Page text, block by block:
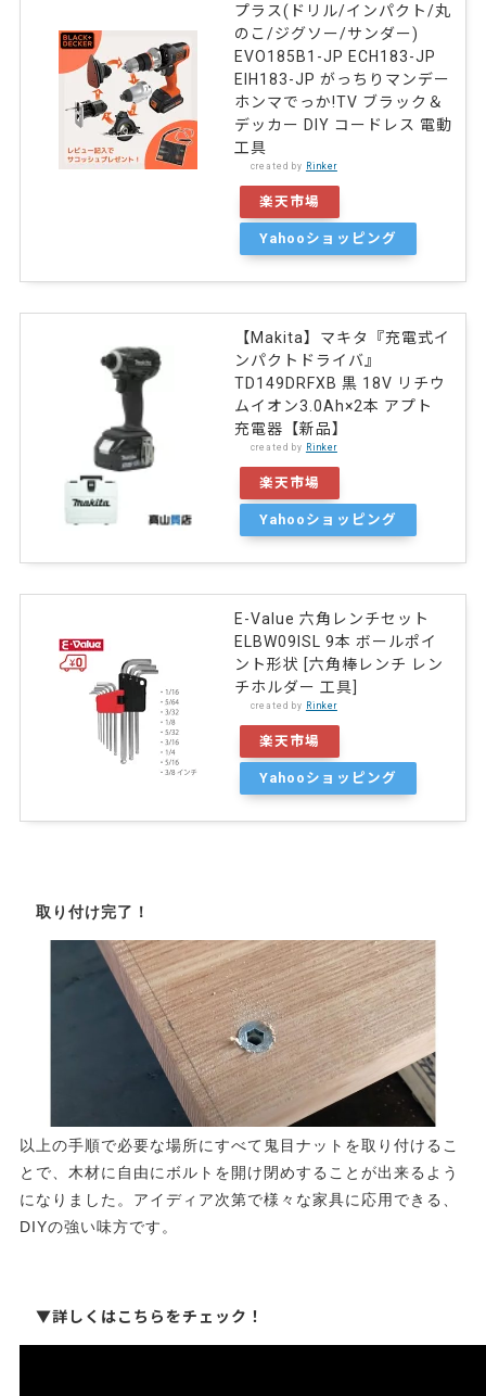
プラス(ドリル/インパクト/丸
のこ/ジグソー/サンダー)
EVO185B1-JP ECH183-JP
EIH183-JP がっちりマンデー
ホンマでっか!TV ブラック＆
デッカー DIY コードレス 電動
工具
created by Rinker
楽天市場
Yahooショッピング
【Makita】マキタ『充電式イ
ンパクトドライバ』
TD149DRFXB 黒 18V リチウ
ムイオン3.0Ah×2本 アプト
充電器【新品】
created by Rinker
楽天市場
Yahooショッピング
E-Value 六角レンチセット
ELBW09ISL 9本 ボールポイ
ント形状 [六角棒レンチ レン
チホルダー 工具]
created by Rinker
楽天市場
Yahooショッピング
取り付け完了！
以上の手順で必要な場所にすべて鬼目ナットを取り付けるこ
とで、木材に自由にボルトを開け閉めすることが出来るよう
になりました。アイディア次第で様々な家具に応用できる、
DIYの強い味方です。
▼詳しくはこちらをチェック！